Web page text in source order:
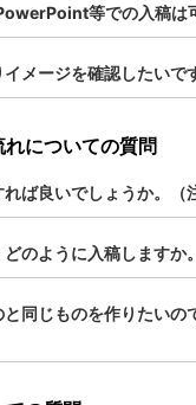
等での入稿は
メージを確認したいで
についての質問
ば良いでしょうか。（
のように入稿しますか。
同じものを作りたいの